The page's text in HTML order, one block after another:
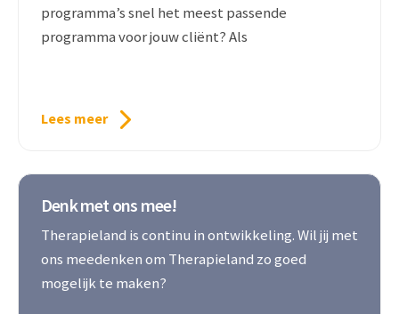
programma’s snel het meest passende
programma voor jouw cliënt? Als
Lees meer
Denk met ons mee!
Therapieland is continu in ontwikkeling. Wil jij met
ons meedenken om Therapieland zo goed
mogelijk te maken?